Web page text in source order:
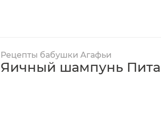
Рецепты бабушки Агафьи
Яичный шампунь